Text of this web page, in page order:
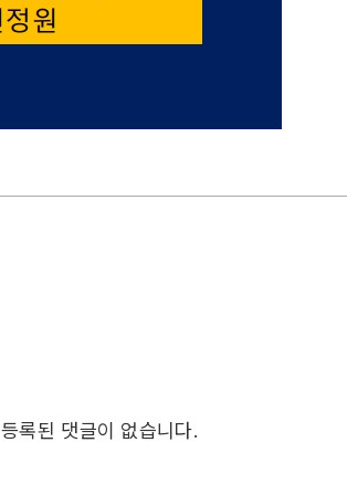
등록된 댓글이 없습니다.